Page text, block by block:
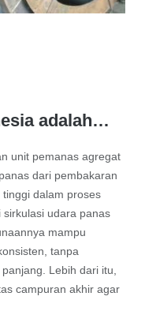
adalah…
unit pemanas agregat
dari pembakaran
dalam proses
udara panas
mampu
tanpa
Lebih dari itu,
campuran akhir agar